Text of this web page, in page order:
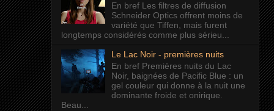
En bref Les filtres de diffusion
Schneider Optics offrent moins de
variété que Tiffen, mais furent
longtemps considérés comme plus sérieu...
Le Lac Noir - premières nuits
En bref Premières nuits du Lac
Noir, baignées de Pacific Blue : un
gel couleur qui donne à la nuit une
dominante froide et onirique.
Beau...